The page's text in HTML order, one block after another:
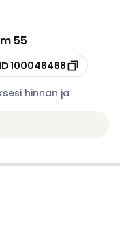
55
100046468
hinnan ja